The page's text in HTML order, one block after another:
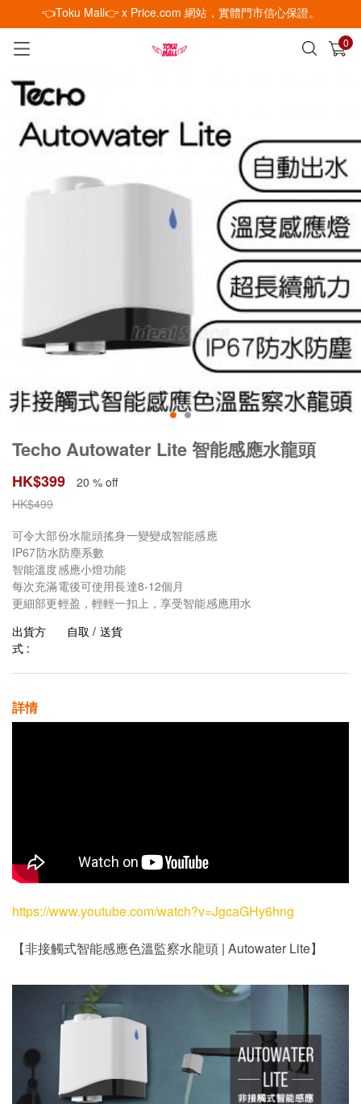
👈Toku Mall👉 x Price.com 網站，實體門市信心保證。
0
已加入購物車 查看
Techo Autowater Lite 智能感應水龍頭
HK$399
20 % off
HK$499
可令大部份水龍頭搖身一變變成智能感應
IP67防水防塵系數
智能溫度感應小燈功能
每次充滿電後可使用長達8-12個月
更細部更輕盈，輕輕一扣上，享受智能感應用水
出貨方
式 :
自取 / 送貨
詳情
https://www.youtube.com/watch?v=JgcaGHy6hng
【非接觸式智能感應色溫監察水龍頭 | Autowater Lite】